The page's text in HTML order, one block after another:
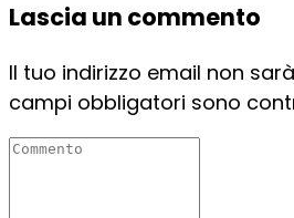
Lascia un commento
Il tuo indirizzo email non
campi obbligatori sono